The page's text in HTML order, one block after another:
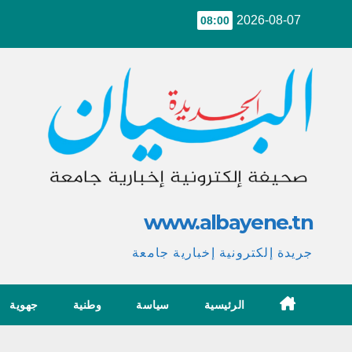
2026-08-07
08:00
www.albayene.tn
جريدة إلكترونية إخبارية جامعة
الرئيسية سياسة وطنية جهوية